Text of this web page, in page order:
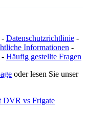
- Datenschutzrichtlinie -
Informationen -
- Häufig gestellte Fragen
oder lesen Sie unser
DVR vs Frigate